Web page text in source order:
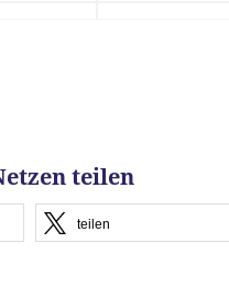
teilen
teilen